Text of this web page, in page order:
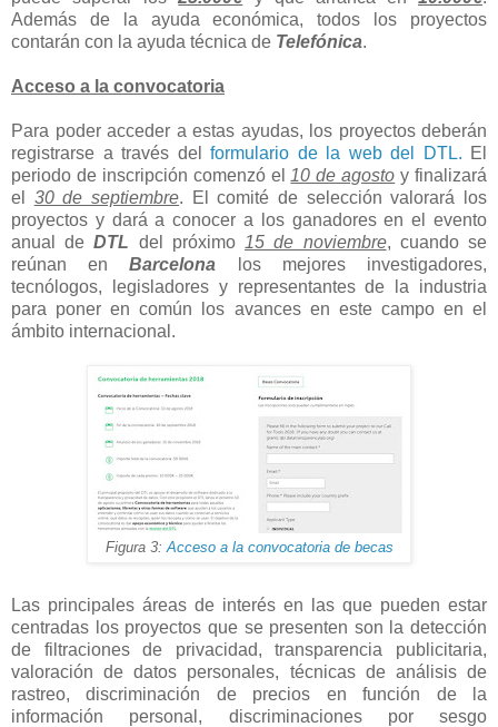
Además de la ayuda económica, todos los proyectos
contarán con la ayuda técnica de Telefónica.
Acceso a la convocatoria
Para poder acceder a estas ayudas, los proyectos deberán
registrarse a través del formulario de la web del DTL. El
periodo de inscripción comenzó el 10 de agosto y finalizará
el 30 de septiembre. El comité de selección valorará los
proyectos y dará a conocer a los ganadores en el evento
anual deDTL del próximo 15 de noviembre, cuando se
reúnan enBarcelona los mejores investigadores,
tecnólogos, legisladores y representantes de la industria
para poner en común los avances en este campo en el
ámbito internacional.
Figura 3: Acceso a la convocatoria de becas
Las principales áreas de interés en las que pueden estar
centradas los proyectos que se presenten son la detección
de filtraciones de privacidad, transparencia publicitaria,
valoración de datos personales, técnicas de análisis de
rastreo, discriminación de precios en función de la
información personal, discriminaciones por sesgo